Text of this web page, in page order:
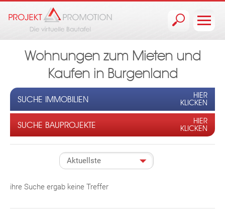
Wohnungen zum Mieten und
Kaufen in Burgenland
SUCHE IMMOBILIEN
HIER
KLICKEN
SUCHE BAUPROJEKTE
HIER
KLICKEN
ihre Suche ergab keine Treffer